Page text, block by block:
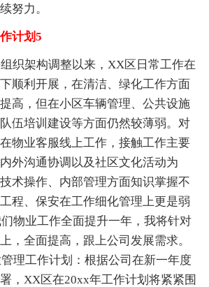
努力。
计划5
架构调整以来，XX区日常工作在
顺利开展，在清洁、绿化工作方面
高，但在小区车辆管理、公共设施
伍培训建设等方面仍然较薄弱。对
物业客服线上工作，接触工作主要
外沟通协调以及社区文化活动为
术操作、内部管理方面知识掌握不
程、保安在工作细化管理上更是弱
物业工作全面提升一年，我将针对
，全面提高，跟上公司发展需求。
理工作计划：根据公司在新一年度
，XX区在20xx年工作计划将紧紧围